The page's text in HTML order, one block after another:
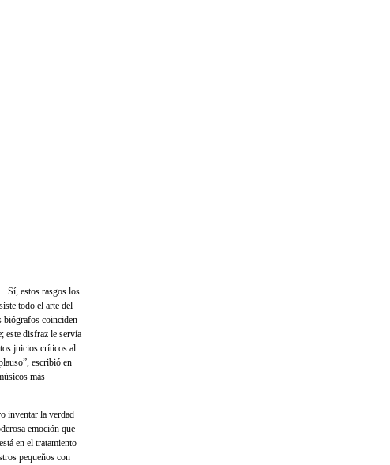
Sí, estos rasgos los
todo el arte del
biógrafos coinciden
este disfraz le servía
juicios críticos al
escribió en
más
inventar la verdad
emoción que
en el tratamiento
pequeños con